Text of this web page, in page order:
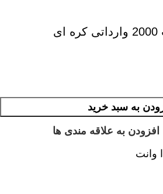
به سبد خرید
افزودن به علاقه مندی ها
وانت